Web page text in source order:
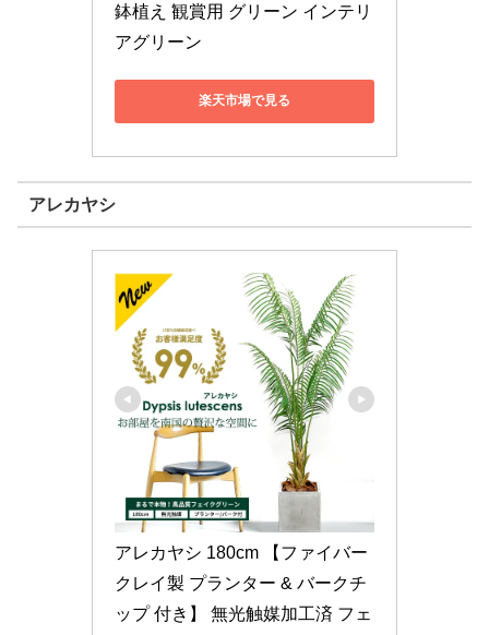
鉢植え 観賞用 グリーン インテリ
アグリーン
楽天市場で見る
アレカヤシ
アレカヤシ 180cm 【ファイバー
クレイ製 プランター & バークチ
ップ 付き】 無光触媒加工済 フェ